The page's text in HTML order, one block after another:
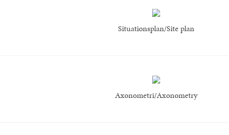
Situationsplan/Site plan
Axonometri/Axonometry